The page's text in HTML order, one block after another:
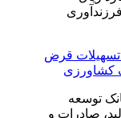
ریال تسهیلات قرض
کشاورزی